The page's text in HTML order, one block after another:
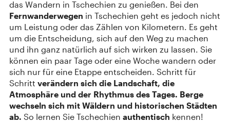
das Wandern in Tschechien zu genießen. Bei den
Fernwanderwegen in Tschechien geht es jedoch nicht
um Leistung oder das Zählen von Kilometern. Es geht
um die Entscheidung, sich auf den Weg zu machen
und ihn ganz natürlich auf sich wirken zu lassen. Sie
können ein paar Tage oder eine Woche wandern oder
sich nur für eine Etappe entscheiden. Schritt für
Schritt verändern sich die Landschaft, die
Atmosphäre und der Rhythmus des Tages. Berge
wechseln sich mit Wäldern und historischen Städten
ab. So lernen Sie Tschechien authentisch kennen!